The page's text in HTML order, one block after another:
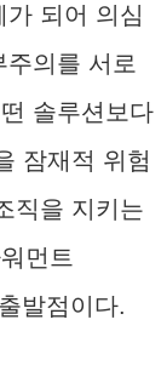
되어 의심
의를 서로
솔루션보다
잠재적 위험
직을 지키는
먼트
발점이다.